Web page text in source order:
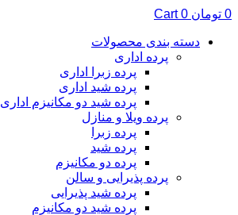
0 تومان 0
Cart
دسته بندی محصولات
پرده اداری
پرده زبرا اداری
پرده شید اداری
پرده شید دو مکانیزم اداری
پرده ویلا و منازل
پرده زبرا
پرده شید
پرده دو مکانیزم
پرده پذیرایی و سالن
پرده شید پذیرایی
پرده شید دو مکانیزم